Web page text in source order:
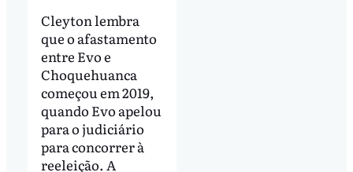
Cleyton lembra
que o afastamento
entre Evo e
Choquehuanca
começou em 2019,
quando Evo apelou
para o judiciário
para concorrer à
reeleição. A